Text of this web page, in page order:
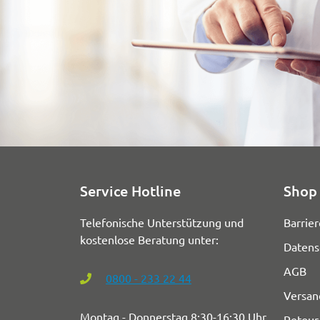
Service Hotline
Telefonische Unterstützung und
kostenlose Beratung unter:
0800 - 233 22 44
Montag - Donnerstag 8:30-16:30 Uhr
AGB